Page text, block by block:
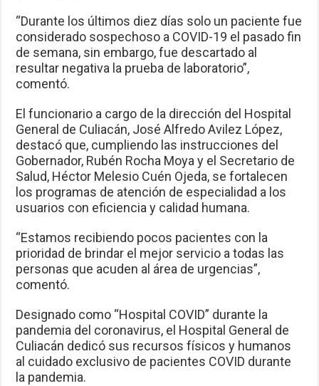
“Durante los últimos diez días solo un paciente fue
considerado sospechoso a COVID-19 el pasado fin
de semana, sin embargo, fue descartado al
resultar negativa la prueba de laboratorio”,
comentó.
El funcionario a cargo de la dirección del Hospital
General de Culiacán, José Alfredo Avilez López,
destacó que, cumpliendo las instrucciones del
Gobernador, Rubén Rocha Moya y el Secretario de
Salud, Héctor Melesio Cuén Ojeda, se fortalecen
los programas de atención de especialidad a los
usuarios con eficiencia y calidad humana.
“Estamos recibiendo pocos pacientes con la
prioridad de brindar el mejor servicio a todas las
personas que acuden al área de urgencias”,
comentó.
Designado como “Hospital COVID” durante la
pandemia del coronavirus, el Hospital General de
Culiacán dedicó sus recursos físicos y humanos
al cuidado exclusivo de pacientes COVID durante
la pandemia.